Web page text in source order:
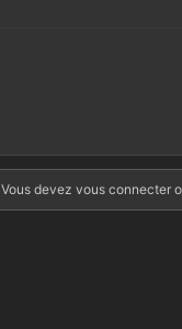
Vous devez vous connecter